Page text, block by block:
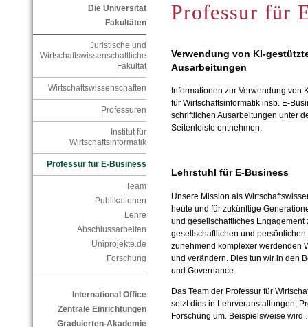
Die Universität
Fakultäten
Juristische und
Wirtschaftswissenschaftliche
Fakultät
Wirtschaftswissenschaften
Professuren
Institut für
Wirtschaftsinformatik
Professur für E-Business
Team
Publikationen
Lehre
Abschlussarbeiten
Uniprojekte.de
Forschung
International Office
Zentrale Einrichtungen
Graduierten-Akademie
Professur für
Verwendung von KI-
Ausarbeitungen
Informationen zur Verwendung von
für Wirtschaftsinformatik insb. E-
schriftlichen Ausarbeitungen unter
Seitenleiste entnehmen.
Lehrstuhl für E-Business
Unsere Mission als
heute und für zukünftige
und gesellschaftliches
gesellschaftlichen und
zunehmend komplexer werdenden
und verändern. Dies tun wir in den
und Governance.
Das Team der Professur für
setzt dies in Lehrveranstaltungen,
Forschung um. Beispielsweise wird